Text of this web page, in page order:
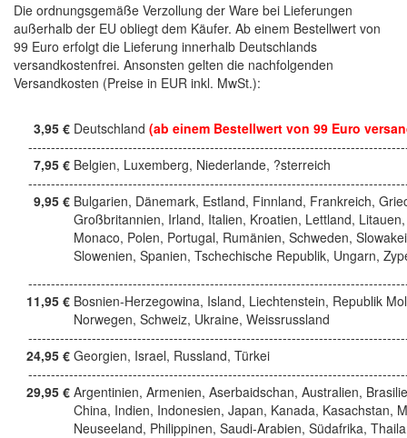
Die ordnungsgemäße Verzollung der Ware bei Lieferungen
außerhalb der EU obliegt dem Käufer. Ab einem Bestellwert von
99 Euro erfolgt die Lieferung innerhalb Deutschlands
versandkostenfrei. Ansonsten gelten die nachfolgenden
Versandkosten (Preise in EUR inkl. MwSt.):
3,95 € Deutschland (ab einem Bestellwert von 99 Euro
7,95 € Belgien, Luxemberg, Niederlande, ?sterreich
9,95 € Bulgarien, Dänemark, Estland, Finnland, Frankreich,
Großbritannien, Irland, Italien, Kroatien, Lettland, Litauen,
Monaco, Polen, Portugal, Rumänien, Schweden,
Slowenien, Spanien, Tschechische Republik, Ungarn,
11,95 € Bosnien-Herzegowina, Island, Liechtenstein, Republik
Norwegen, Schweiz, Ukraine, Weissrussland
24,95 € Georgien, Israel, Russland, Türkei
29,95 € Argentinien, Armenien, Aserbaidschan, Australien,
China, Indien, Indonesien, Japan, Kanada, Kasachstan,
Neuseeland, Philippinen, Saudi-Arabien, Südafrika,